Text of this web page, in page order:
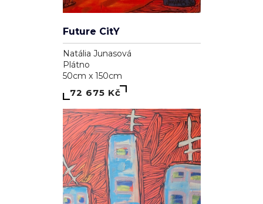
Future CitY
Natália Junasová
Plátno
50cm x 150cm
72 675 Kč